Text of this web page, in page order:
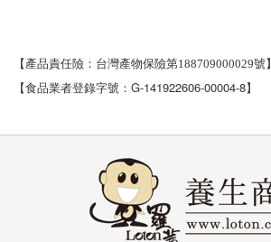
【產品責任險：台灣產物保險第188709000029號】
【食品業者登錄字號： G-141922606-00004-8】